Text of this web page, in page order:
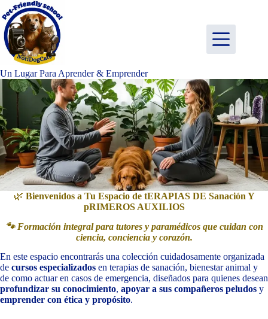
Saltar
al
contenido
Un Lugar Para Aprender & Emprender
🌿 Bienvenidos a Tu Espacio de tERAPIAS DE Sanación Y
pRIMEROS AUXILIOS
🐾 Formación integral para tutores y paramédicos que cuidan con
ciencia, conciencia y corazón.
En este espacio encontrarás una colección cuidadosamente organizada
de cursos especializados en terapias de sanación, bienestar animal y
de como actuar en casos de emergencia, diseñados para quienes desean
profundizar su conocimiento, apoyar a sus compañeros peludos y
emprender con ética y propósito.